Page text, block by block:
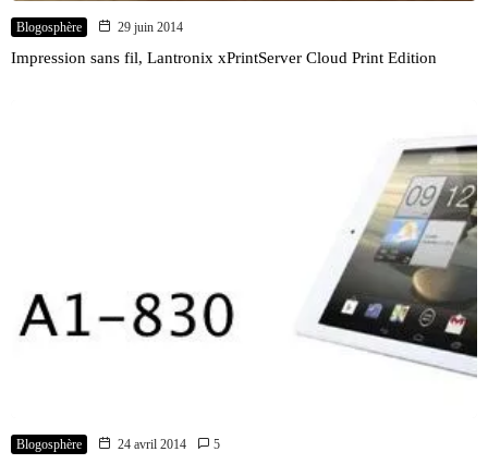
Blogosphère 29 juin 2014
Impression sans fil, Lantronix xPrintServer Cloud Print Edition
Blogosphère 24 avril 2014 5